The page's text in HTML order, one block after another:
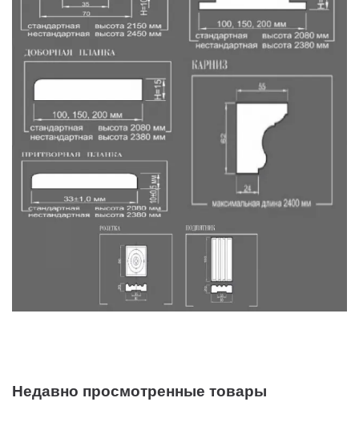
Недавно просмотренные товары